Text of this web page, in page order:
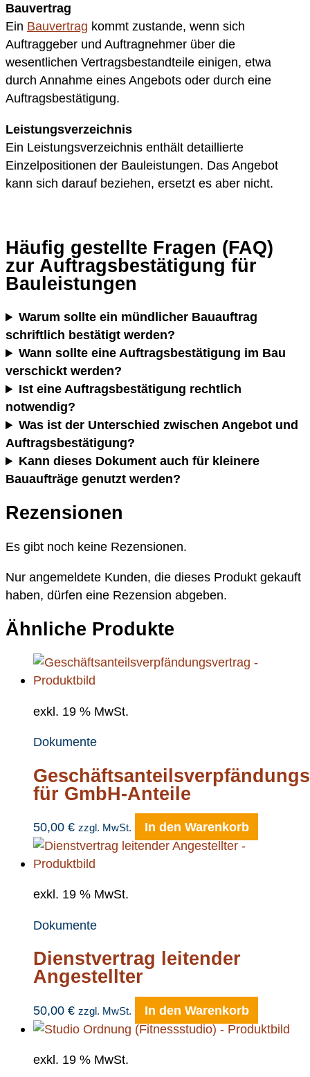
Bauvertrag
Ein Bauvertrag kommt zustande, wenn sich
Auftraggeber und Auftragnehmer über die
wesentlichen Vertragsbestandteile einigen, etwa
durch Annahme eines Angebots oder durch eine
Auftragsbestätigung.
Leistungsverzeichnis
Ein Leistungsverzeichnis enthält detaillierte
Einzelpositionen der Bauleistungen. Das Angebot
kann sich darauf beziehen, ersetzt es aber nicht.
Häufig gestellte Fragen (FAQ)
zur Auftragsbestätigung für
Bauleistungen
Warum sollte ein mündlicher Bauauftrag
schriftlich bestätigt werden?
Wann sollte eine Auftragsbestätigung im Bau
verschickt werden?
Ist eine Auftragsbestätigung rechtlich
notwendig?
Was ist der Unterschied zwischen Angebot und
Auftragsbestätigung?
Kann dieses Dokument auch für kleinere
Bauaufträge genutzt werden?
Rezensionen
Es gibt noch keine Rezensionen.
Nur angemeldete Kunden, die dieses Produkt gekauft
haben, dürfen eine Rezension abgeben.
Ähnliche Produkte
exkl. 19 % MwSt.
Dokumente
für GmbH-Anteile
50,00 € zzgl. MwSt. In den Warenkorb
exkl. 19 % MwSt.
Dokumente
Dienstvertrag leitender
Angestellter
50,00 € zzgl. MwSt. In den Warenkorb
exkl. 19 % MwSt.